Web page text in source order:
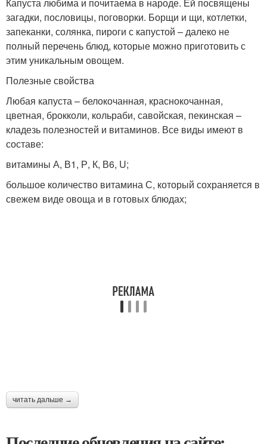
загадки, пословицы, поговорки. Борщи и щи, котлетки,
запеканки, солянка, пироги с капустой – далеко не
полный перечень блюд, которые можно приготовить с
этим уникальным овощем.
Полезные свойства
Любая капуста – белокочанная, краснокочанная,
цветная, брокколи, кольраби, савойская, пекинская –
кладезь полезностей и витаминов. Все виды имеют в
составе:
витамины А, В1, Р, К, В6, U;
большое количество витамина С, который сохраняется в
свежем виде овоща и в готовых блюдах;
читать дальше →